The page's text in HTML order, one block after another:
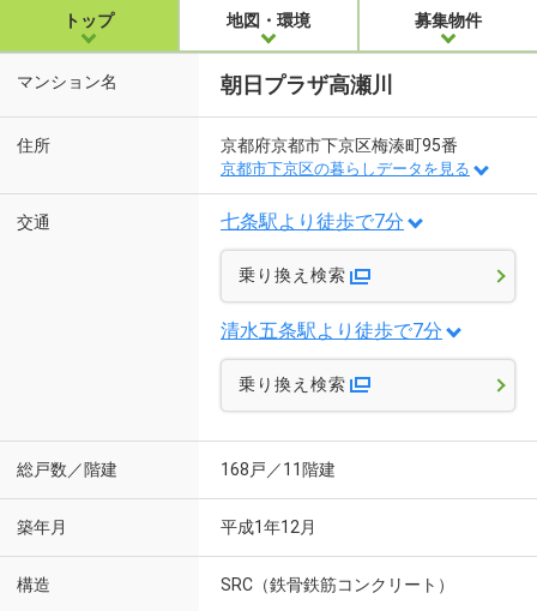
トップ 地図・環境 募集物件
マンション名 朝日プラザ高瀬川
住所 京都府京都市下京区梅湊町95番
京都市下京区の暮らしデータを見る
交通 七条駅より徒歩で7分
乗り換え検索
清水五条駅より徒歩で7分
乗り換え検索
総戸数／階建 168戸／11階建
築年月 平成1年12月
構造 SRC（鉄骨鉄筋コンクリート）